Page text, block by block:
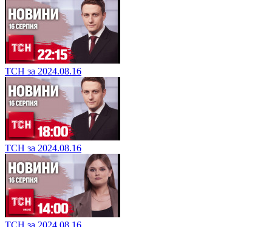
ТСН за 2024.08.16
ТСН за 2024.08.16
ТСН за 2024.08.16